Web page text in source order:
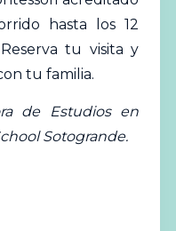
hasta los 12
Reserva tu visita y
tu familia.
de Estudios en
Sotogrande.